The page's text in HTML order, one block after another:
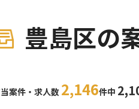
豊島区の
案件・求人数 2,146件中